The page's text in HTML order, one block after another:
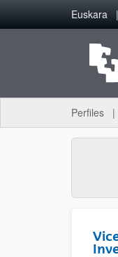
Saltar al contenidoEuskara
Perfiles